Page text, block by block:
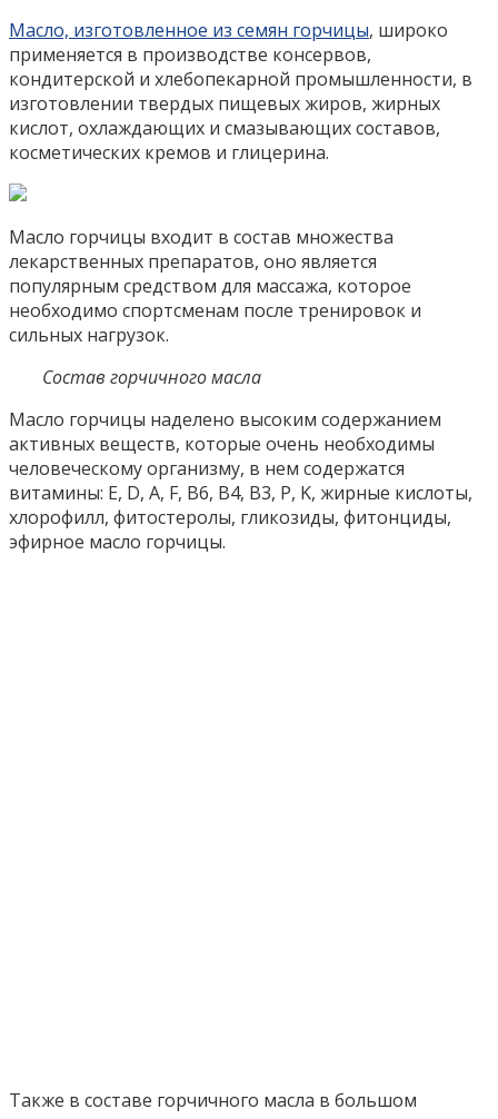
Масло, изготовленное из семян горчицы, широко
применяется в производстве консервов,
кондитерской и хлебопекарной промышленности, в
изготовлении твердых пищевых жиров, жирных
кислот, охлаждающих и смазывающих составов,
косметических кремов и глицерина.
Масло горчицы входит в состав множества
лекарственных препаратов, оно является
популярным средством для массажа, которое
необходимо спортсменам после тренировок и
сильных нагрузок.
Состав горчичного масла
Масло горчицы наделено высоким содержанием
активных веществ, которые очень необходимы
человеческому организму, в нем содержатся
витамины: E, D, A, F, B6, B4, B3, P, K, жирные кислоты,
хлорофилл, фитостеролы, гликозиды, фитонциды,
эфирное масло горчицы.
Также в составе горчичного масла в большом